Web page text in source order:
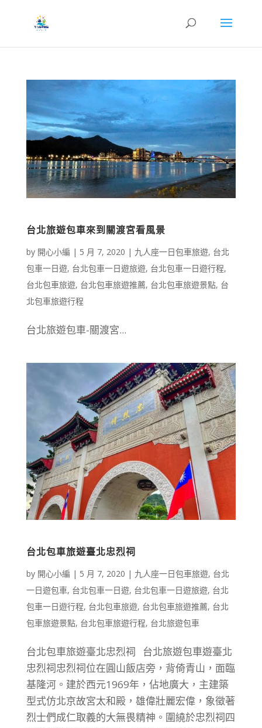
台北旅遊包車來到關渡宮看風景
by 開心小編 | 5 月 7, 2020 | 九人座一日包車旅遊, 台北
包車一日遊, 台北包車一日遊旅遊, 台北包車一日遊行程,
台北包車旅遊, 台北包車旅遊推薦, 台北包車旅遊景點, 台
北包車旅遊行程
台北旅遊包車-關渡宮...
台北包車旅遊臺北忠烈祠
by 開心小編 | 5 月 7, 2020 | 九人座一日包車旅遊, 台北
一日遊包車, 台北包車一日遊, 台北包車一日遊旅遊, 台北
包車一日遊行程, 台北包車旅遊, 台北包車旅遊推薦, 台北
包車旅遊景點, 台北包車旅遊行程, 台北旅遊包車
台北包車旅遊臺北忠烈祠 台北旅遊包車遊臺北
忠烈祠忠烈祠位在圓山飯店旁，背倚青山，面臨
基隆河。建於西元1969年，佔地廣大，主建築
型式仿北京故宮太和殿，雄偉壯麗宏偉，象徵著
烈士們成仁取義的大無畏精神。圍繞於忠烈祠四